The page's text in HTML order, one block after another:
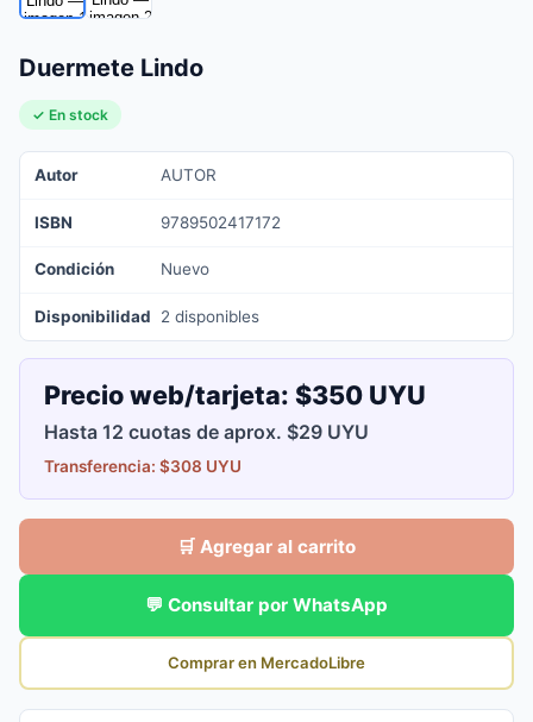
Duermete Lindo
✓ En stock
Autor AUTOR
ISBN 9789502417172
Condición Nuevo
Disponibilidad 2 disponibles
Precio web/tarjeta: $350 UYU
Hasta 12 cuotas de aprox. $29 UYU
Transferencia: $308 UYU
🛒 Agregar al carrito
💬 Consultar por WhatsApp
Comprar en MercadoLibre